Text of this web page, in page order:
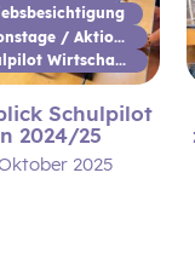
Aktionstage / Aktionswoche
Schulpilot Wirtschaftsbildung
Schulpilot
2024/25
2025